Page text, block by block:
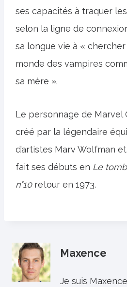
ses capacités à traquer
selon la ligne de
sa longue vie à «
monde des vampires
sa mère ».
Le personnage de Marvel
créé par la légendaire
d’artistes Marv Wolfman
fait ses débuts en Le
n°10retour en 1973.
Maxence
Je suis